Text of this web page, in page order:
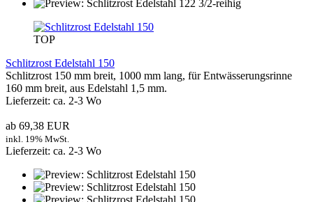
TOP
Schlitzrost Edelstahl 150
Schlitzrost 150 mm breit, 1000 mm lang, für Entwässerungsrinne
160 mm breit, aus Edelstahl 1,5 mm.
Lieferzeit: ca. 2-3 Wo
ab 69,38 EUR
inkl. 19% MwSt.
Lieferzeit: ca. 2-3 Wo